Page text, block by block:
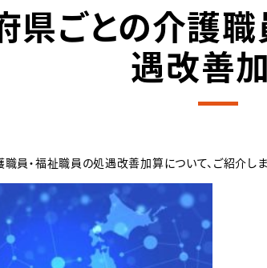
県ごとの介護職
遇改善
員・福祉職員の処遇改善加算について、ご紹介しま